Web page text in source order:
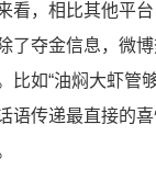
看，相比其他平
了夺金信息，微
比如“油焖大虾管
语传递最直接的